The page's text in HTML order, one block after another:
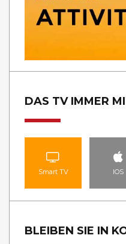
DAS TV IMMER
Smart TV IOS
BLEIBEN SIE IN